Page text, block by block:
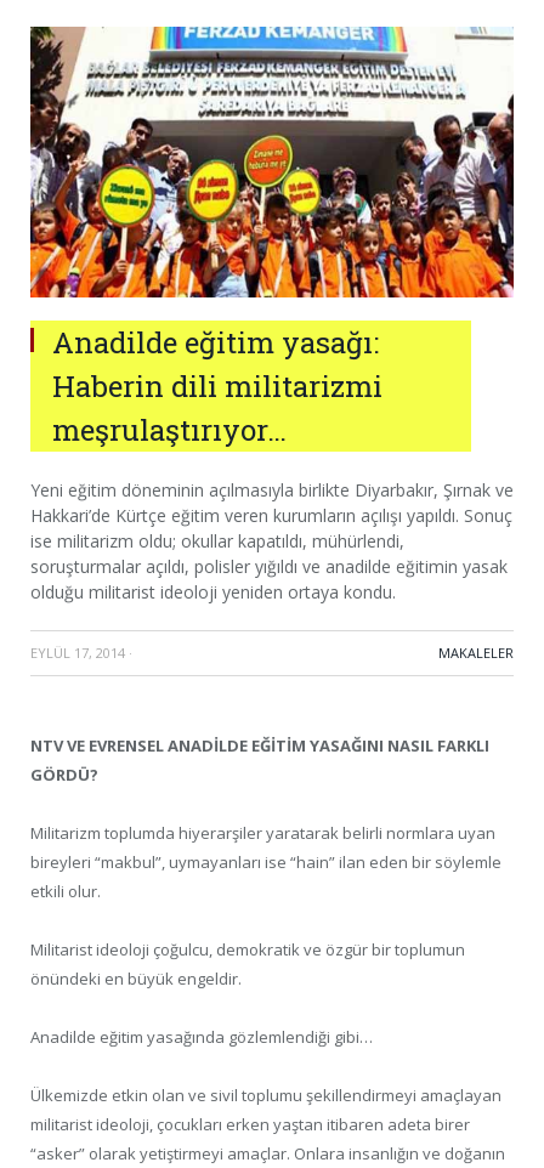
Anadilde eğitim yasağı:
Haberin dili militarizmi
meşrulaştırıyor…
Yeni eğitim döneminin açılmasıyla birlikte Diyarbakır, Şırnak ve
Hakkari’de Kürtçe eğitim veren kurumların açılışı yapıldı. Sonuç
ise militarizm oldu; okullar kapatıldı, mühürlendi,
soruşturmalar açıldı, polisler yığıldı ve anadilde eğitimin yasak
olduğu militarist ideoloji yeniden ortaya kondu.
EYLÜL 17, 2014 · MAKALELER
NTV VE EVRENSEL ANADİLDE EĞİTİM YASAĞINI NASIL FARKLI
GÖRDÜ?
Militarizm toplumda hiyerarşiler yaratarak belirli normlara uyan
bireyleri “makbul”, uymayanları ise “hain” ilan eden bir söylemle
etkili olur.
Militarist ideoloji çoğulcu, demokratik ve özgür bir toplumun
önündeki en büyük engeldir.
Anadilde eğitim yasağında gözlemlendiği gibi…
Ülkemizde etkin olan ve sivil toplumu şekillendirmeyi amaçlayan
militarist ideoloji, çocukları erken yaştan itibaren adeta birer
“asker” olarak yetiştirmeyi amaçlar. Onlara insanlığın ve doğanın